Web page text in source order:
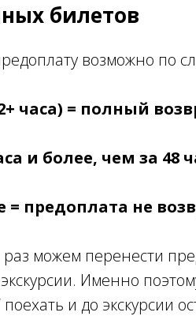
билетов
возможно по
часа) = полный
и более, чем за 48
= предоплата не
можем перенести
Именно
и до экскурсии